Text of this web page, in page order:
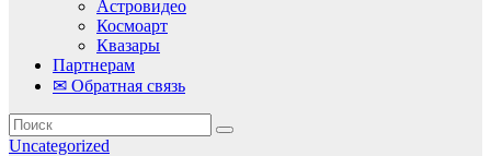
Астровидео
Космоарт
Квазары
Партнерам
✉ Обратная связь
Uncategorized